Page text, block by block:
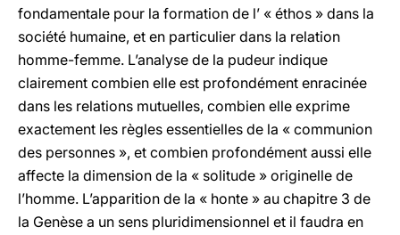
fondamentale pour la formation de l’ « éthos » dans la
société humaine, et en particulier dans la relation
homme-femme. L’analyse de la pudeur indique
clairement combien elle est profondément enracinée
dans les relations mutuelles, combien elle exprime
exactement les règles essentielles de la « communion
des personnes », et combien profondément aussi elle
affecte la dimension de la « solitude » originelle de
l’homme. L’apparition de la « honte » au chapitre 3 de
la Genèse a un sens pluridimensionnel et il faudra en